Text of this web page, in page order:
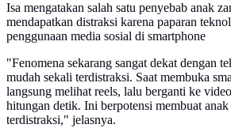
Isa mengatakan salah satu penyebab anak
mendapatkan distraksi karena paparan
penggunaan media sosial di smartphone
"Fenomena sekarang sangat dekat dengan
mudah sekali terdistraksi. Saat membuka
langsung melihat reels, lalu berganti ke
hitungan detik. Ini berpotensi membuat
terdistraksi," jelasnya.